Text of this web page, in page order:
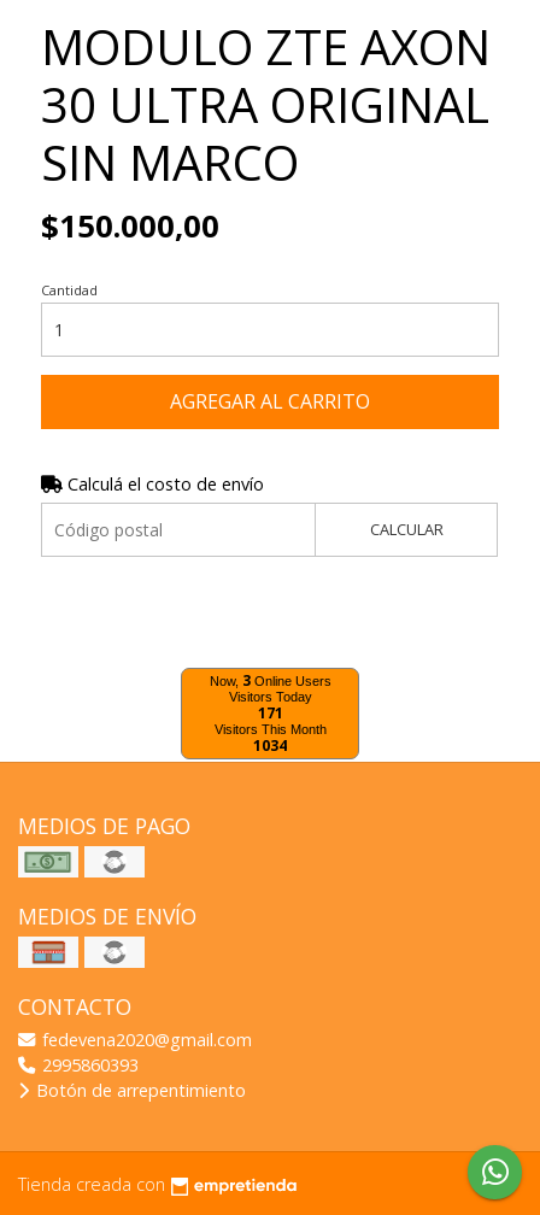
MODULO ZTE AXON
30 ULTRA ORIGINAL
SIN MARCO
$150.000,00
Cantidad
AGREGAR AL CARRITO
Calculá el costo de envío
CALCULAR
Now, 3Online Users
Visitors Today
171
Visitors This Month
1034
MEDIOS DE PAGO
MEDIOS DE ENVÍO
CONTACTO
fedevena2020@gmail.com
2995860393
Botón de arrepentimiento
Tienda creada con